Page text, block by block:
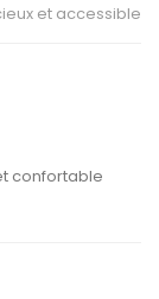
et accessible
confortable